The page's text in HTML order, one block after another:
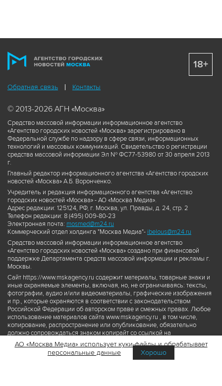
Обратная связь Контакты
© 2013-2026 АГН «Москва»
Средство массовой информации информационное агентство
«Агентство городских новостей «Москва» зарегистрировано в
Федеральной службе по надзору в сфере связи, информационных
технологий и массовых коммуникаций. Свидетельство о регистрации
средства массовой информации Эл № ФС77-53980 от 30 апреля 2013
г.
Главный редактор информационного агентства «Агентство городских
новостей «Москва» А.Б. Воронченко.
Учредитель и редакция информационного агентства «Агентство
городских новостей «Москва» - АО «Москва Медиа».
Адрес редакции: 125124, РФ, г. Москва, ул. Правды, д. 24, стр. 2
Телефон редакции: 8 (495) 009-80-23
Электронная почта: mosmed@m24.ru
Коммерческий отдел холдинга "Москва Медиа"- ibelous@m24.ru
Средство массовой информации информационное агентство
«Агентство городских новостей «Москва» создано при финансовой
поддержке Департамента средств массовой информации и рекламы г.
Москвы.
Сайт https://www.mskagency.ru содержит материалы, товарные знаки и
иные охраняемые элементы, включая, но, не ограничиваясь: тексты,
фотографии, аудио и/или видеоматериалы, графические изображения
и пр., которые охраняются в соответствии с законодательством
Российской Федерации об авторском праве и смежных правах. Любое
использование материалов сайта www.mskagency.ru , в том числе,
копирование, распространение или опубликование, обязательно
должно сопровождаться знаком копирайт со ссылкой на
правообладателя © АО «Москва Медиа», а также гиперссылкой на сайт
www.mskagency.ru как на первоисточник информации. Переработка
материалов сайта www.mskagency.ru не допускается.
18+
АО «Москва Медиа» использует куки-файлы и обрабатывает
персональные данные
Хорошо